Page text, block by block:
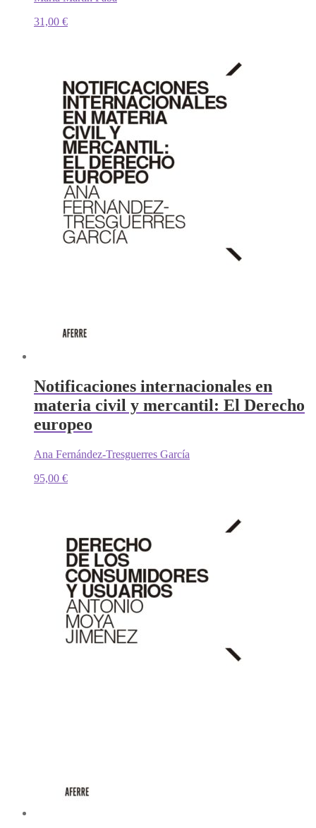
31,00 €
Notificaciones internacionales en
materia civil y mercantil: El Derecho
europeo
Ana Fernández-Tresguerres García
95,00 €